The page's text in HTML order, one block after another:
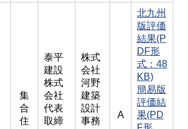
集
合
住
泰平
建設
株式
会社
代表
取締
株式
会社
河野
建築
設計
事務
A
北九州
版評価
結果(P
DF形
式：48
KB)
簡易版
評価結
果(PD